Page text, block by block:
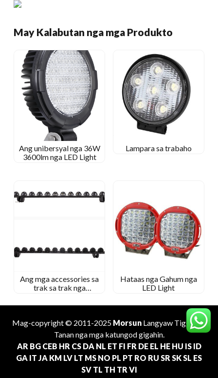
May Kalabutan nga mga Produkto
Ang unibersyal nga 36W
3600lm nga LED Light
Lampara sa trabaho
Ang mga accessories sa
trak sa trak nga
Hataas nga Gahum nga
LED Light
Mag-copyright © 2011-2025 Morsun Langyaw Tiggama.
Tanan nga mga katungod gigahin.
AR BG CEB HR CS DA NL ET FI FR DE EL HE HU IS ID
GA IT JA KM LV LT MS NO PL PT RO RU SR SKSL ES
SV TL TH TR VI